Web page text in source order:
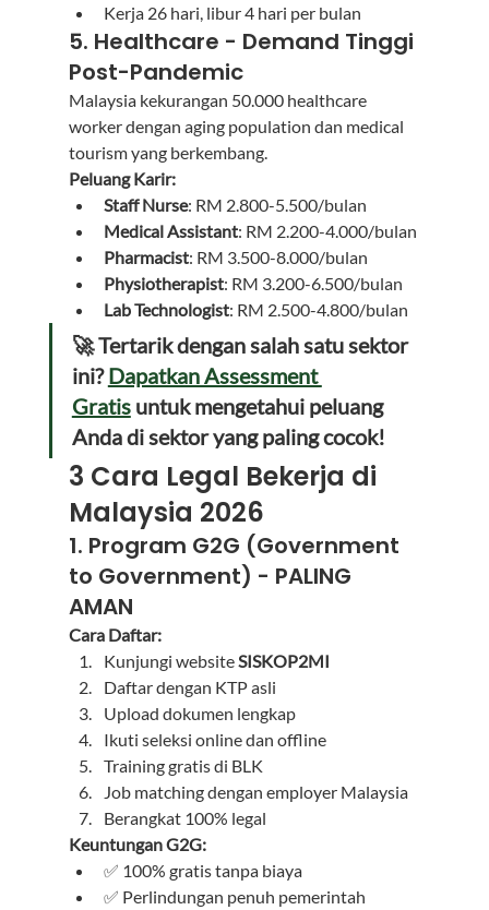
Kerja 26 hari, libur 4 hari per bulan
5. Healthcare - Demand Tinggi
Post-Pandemic
Malaysia kekurangan 50.000 healthcare
worker dengan aging population dan medical
tourism yang berkembang.
Peluang Karir:
Staff Nurse: RM 2.800-5.500/bulan
Medical Assistant: RM 2.200-4.000/bulan
Pharmacist: RM 3.500-8.000/bulan
Physiotherapist: RM 3.200-6.500/bulan
Lab Technologist: RM 2.500-4.800/bulan
🚀 Tertarik dengan salah satu sektor
ini? Dapatkan Assessment
Gratis untuk mengetahui peluang
Anda di sektor yang paling cocok!
3 Cara Legal Bekerja di
Malaysia 2026
1. Program G2G (Government
to Government) - PALING
AMAN
Cara Daftar:
Kunjungi website SISKOP2MI
Daftar dengan KTP asli
Upload dokumen lengkap
Ikuti seleksi online dan offline
Training gratis di BLK
Job matching dengan employer Malaysia
Berangkat 100% legal
Keuntungan G2G:
✅ 100% gratis tanpa biaya
✅ Perlindungan penuh pemerintah